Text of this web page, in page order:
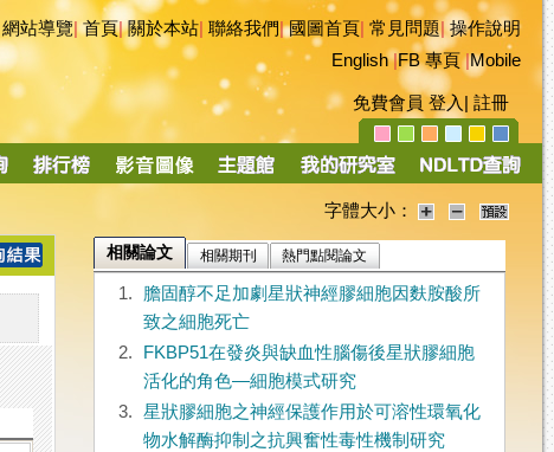
網站導覽|首頁|關於本站 聯絡我們|國圖首頁 常見問題|操作說明
English|FB 專頁|Mobile
免費會員 登入 註冊
字體大小：
相關論文 相關期刊 熱門點閱論文
1.
膽固醇不足加劇星狀神經膠細胞因麩胺酸所
致之細胞死亡
2.
FKBP51在發炎與缺血性腦傷後星狀膠細胞
活化的角色―細胞模式研究
3.
星狀膠細胞之神經保護作用於可溶性環氧化
物水解酶抑制之抗興奮性毒性機制研究